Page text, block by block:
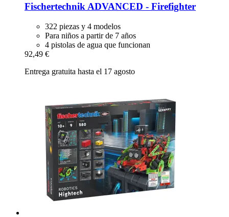
Fischertechnik ADVANCED -​ Firefighter
322 piezas y 4 modelos
Para niños a partir de 7 años
4 pistolas de agua que funcionan
92,49 €
Entrega gratuita hasta el 17 agosto